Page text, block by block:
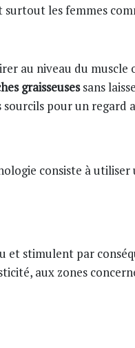
surtout les femmes
au niveau du muscle
graisseusessans
pour un regard
consiste à utiliser
et stimulent par
aux zones